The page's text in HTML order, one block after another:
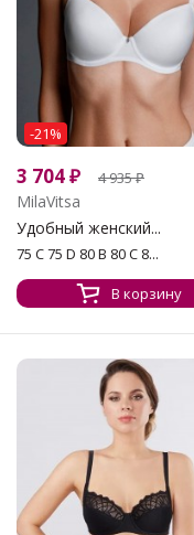
-21%
3 704₽ 4 935₽
MilaVitsa
Удобный женский...
75 C 75 D 80 B 80 C 8...
В корзину